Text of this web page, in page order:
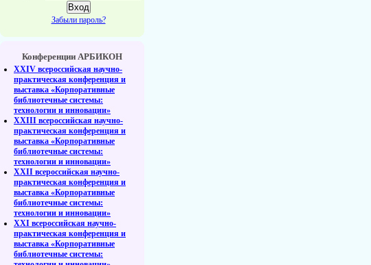
Забыли пароль?
Конференции АРБИКОН
XXIV всероссийская научно-
практическая конференция и
выставка «Корпоративные
библиотечные системы:
технологии и инновации»
XXIII всероссийская научно-
практическая конференция и
выставка «Корпоративные
библиотечные системы:
технологии и инновации»
XXII всероссийская научно-
практическая конференция и
выставка «Корпоративные
библиотечные системы:
технологии и инновации»
XXI всероссийская научно-
практическая конференция и
выставка «Корпоративные
библиотечные системы: